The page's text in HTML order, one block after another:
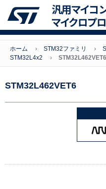
汎用マイコ
マイクロプ
ホーム STM32ファミリ
STM32L4x2
STM32L462VET6
STM32L462VET6